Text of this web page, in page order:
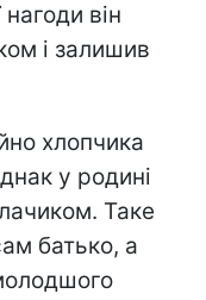
він
і залишив
хлопчика
у родині
Таке
батько, а